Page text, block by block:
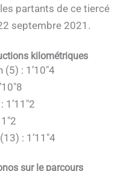
partants de ce tiercé
septembre 2021.
kilométriques
: 1’10″4
1’11″2
: 1’11″4
sur le parcours